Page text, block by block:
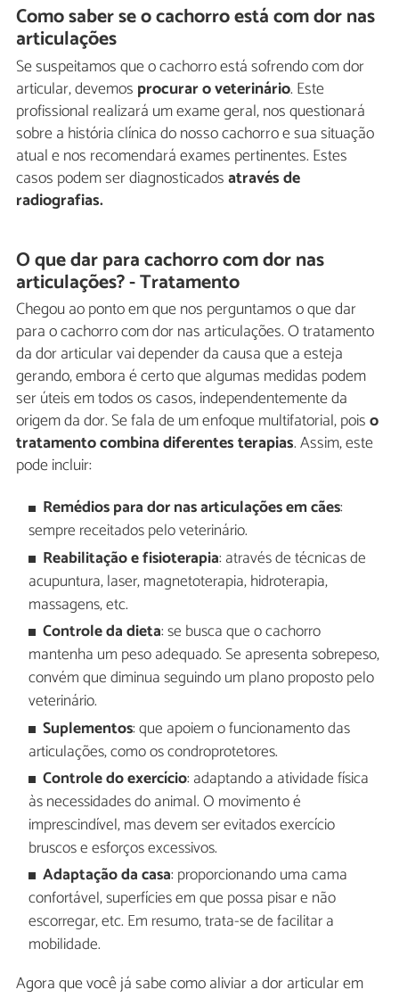
Como saber se o cachorro está com dor nas
articulações
Se suspeitamos que o cachorro está sofrendo com dor
articular, devemos procurar o veterinário. Este
profissional realizará um exame geral, nos questionará
sobre a história clínica do nosso cachorro e sua situação
atual e nos recomendará exames pertinentes. Estes
casos podem ser diagnosticadosatravés de
radiografias.
O que dar para cachorro com dor nas
articulações? - Tratamento
Chegou ao ponto em que nos perguntamos o que dar
para o cachorro com dor nas articulações. O tratamento
da dor articular vai depender da causa que a esteja
gerando, embora é certo que algumas medidas podem
ser úteis em todos os casos, independentemente da
origem da dor. Se fala de um enfoque multifatorial, poiso
tratamento combina diferentes terapias. Assim, este
pode incluir:
Remédios para dor nas articulações em cães:
sempre receitados pelo veterinário.
Reabilitação e fisioterapia: através de técnicas de
acupuntura, laser, magnetoterapia, hidroterapia,
massagens, etc.
Controle da dieta: se busca que o cachorro
mantenha um peso adequado. Se apresenta sobrepeso,
convém que diminua seguindo um plano proposto pelo
veterinário.
Suplementos: que apoiem o funcionamento das
articulações, como os condroprotetores.
Controle do exercício: adaptando a atividade física
às necessidades do animal. O movimento é
imprescindível, mas devem ser evitados exercício
bruscos e esforços excessivos.
Adaptação da casa: proporcionando uma cama
confortável, superfícies em que possa pisar e não
escorregar, etc. Em resumo, trata-se de facilitar a
mobilidade.
Agora que você já sabe como aliviar a dor articular em